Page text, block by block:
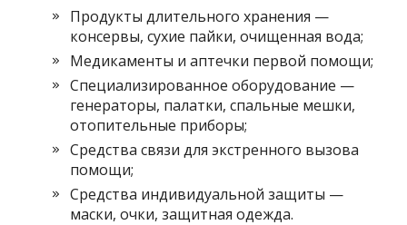
Продукты длительного хранения —
консервы, сухие пайки, очищенная вода;
Медикаменты и аптечки первой помощи;
Специализированное оборудование —
генераторы, палатки, спальные мешки,
отопительные приборы;
Средства связи для экстренного вызова
помощи;
Средства индивидуальной защиты —
маски, очки, защитная одежда.